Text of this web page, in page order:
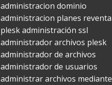
administracion dominio
administracion planes reventa
pleskadministración ssl
administrador archivos plesk
administrador de archivos
administrador de usuarios
administrar archivos mediante